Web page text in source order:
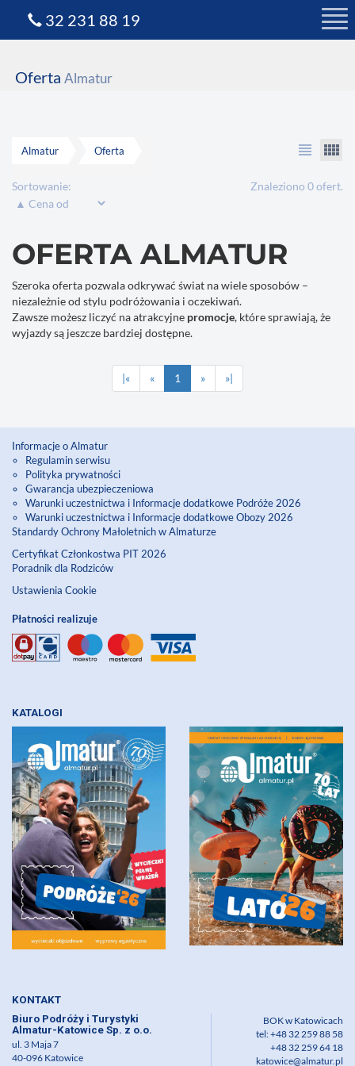
Oferta Almatur
Almatur Oferta view_headline view_comfy
Sortowanie: Znaleziono 0 ofert.
OFERTA ALMATUR
Szeroka oferta pozwala odkrywać świat na wiele sposobów –
niezależnie od stylu podróżowania i oczekiwań.
Zawsze możesz liczyć na atrakcyjne promocje, które sprawiają, że
wyjazdy są jeszcze bardziej dostępne.
|« « 1 » »|
Informacje o Almatur
Regulamin serwisu
Polityka prywatności
Gwarancja ubezpieczeniowa
Warunki uczestnictwa i Informacje dodatkowe Podróże 2026
Warunki uczestnictwa i Informacje dodatkowe Obozy 2026
Standardy Ochrony Małoletnich w Almaturze
Certyfikat Członkostwa PIT 2026
Poradnik dla Rodziców
Ustawienia Cookie
Płatności realizuje
KATALOGI
KONTAKT
Biuro Podróży i Turystyki
Almatur-Katowice Sp. z o.o.
ul. 3 Maja 7
40-096 Katowice
BOK w Katowicach
tel: +48 32 259 88 58
+48 32 259 64 18
katowice@almatur.pl
32 231 88 19